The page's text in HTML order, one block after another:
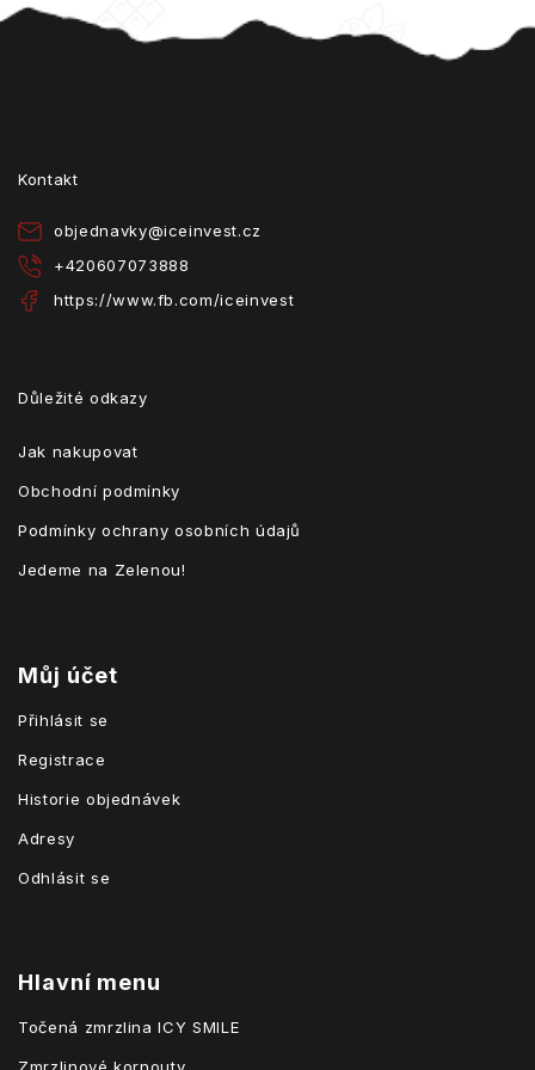
Kontakt
objednavky@iceinvest.cz
+420607073888
https://www.fb.com/iceinvest
Důležité odkazy
Jak nakupovat
Obchodní podmínky
Podmínky ochrany osobních údajů
Jedeme na Zelenou!
Můj účet
Přihlásit se
Registrace
Historie objednávek
Adresy
Odhlásit se
Hlavní menu
Točená zmrzlina ICY SMILE
Zmrzlinové kornouty